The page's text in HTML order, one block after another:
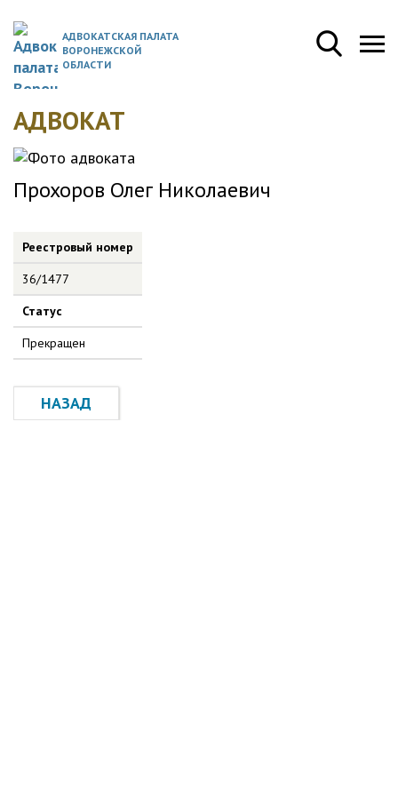
АДВОКАТСКАЯ ПАЛАТА
ВОРОНЕЖСКОЙ
ОБЛАСТИ
АДВОКАТ
Прохоров Олег Николаевич
Реестровый номер
36/1477
Статус
Прекращен
НАЗАД